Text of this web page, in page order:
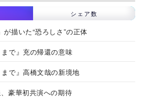
シェア数
が描いた“恐ろしさ”の正体
まで』充の帰還の意味
まで』高橋文哉の新境地
豪華初共演への期待